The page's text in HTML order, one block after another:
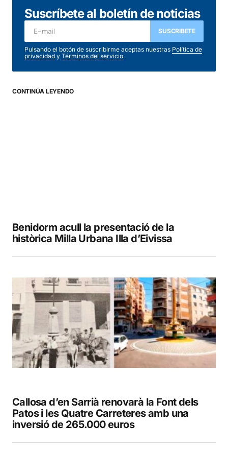
Suscríbete al boletín de noticias
SUSCRIBETE
Pulsando el botón de suscribirme aceptas nuestras Política de
privacidad y Términos del servicio
CONTINÚA LEYENDO
Benidorm acull la presentació de la
històrica Milla Urbana Illa d’Eivissa
Callosa d’en Sarrià renovarà la Font dels
Patos i les Quatre Carreteres amb una
inversió de 265.000 euros